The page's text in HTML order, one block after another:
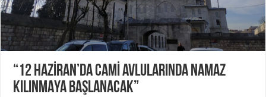
“12 HAZIRAN’DA CAMI AVLULARINDA NAMAZ
KILINMAYA BAŞLANACAK”